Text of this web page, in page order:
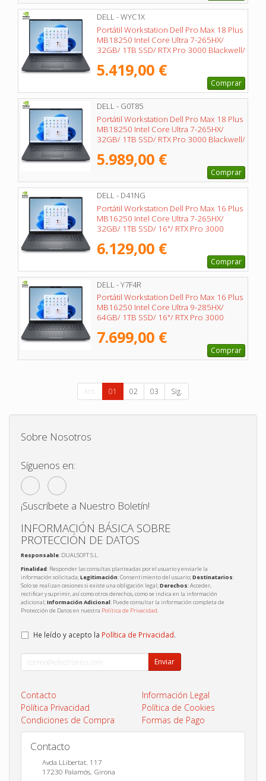
DELL - WYC1X
Portátil Workstation Dell Pro Max 18 Plus
MB18250 Intel Core Ultra 7-265HX/
32GB/ 1TB SSD/ RTX Pro 3000 Blackwell/
5.419,00 €
Comprar
DELL - G0T85
Portátil Workstation Dell Pro Max 18 Plus
MB18250 Intel Core Ultra 7-265HX/
32GB/ 1TB SSD/ RTX Pro 3000 Blackwell/
5.989,00 €
Comprar
DELL - D41NG
Portátil Workstation Dell Pro Max 16 Plus
MB16250 Intel Core Ultra 7-265HX/
32GB/ 1TB SSD/ 16"/ RTX Pro 3000
6.129,00 €
Comprar
DELL - Y7F4R
Portátil Workstation Dell Pro Max 16 Plus
MB16250 Intel Core Ultra 9-285HX/
64GB/ 1TB SSD/ 16"/ RTX Pro 3000
7.699,00 €
Comprar
Ant. 01 02 03 Sig.
Sobre Nosotros
Síguenos en:
¡Suscríbete a Nuestro Boletín!
INFORMACIÓN BÁSICA SOBRE
PROTECCIÓN DE DATOS
Responsable: DUALSOFT S.L.
Finalidad: Responder las consultas planteadas por el usuario y enviarle la
información solicitada;Legitimación: Consentimiento del usuario;Destinatarios:
Solo se realizan cesiones si existe una obligación legal;Derechos: Acceder,
rectificar y suprimir, así como otros derechos, como se indica en la información
adicional;Información Adicional: Puede consultar la información completa de
Protección de Datos en nuestra Política de Privacidad.
He leído y acepto la Política de Privacidad.
Enviar
Contacto
Información Legal
Política Privacidad
Política de Cookies
Condiciones de Compra
Formas de Pago
Contacto
Avda LLibertat, 117
17230 Palamós, Girona